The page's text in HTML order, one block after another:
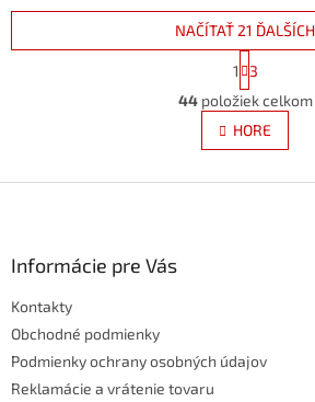
O
v
l
á
y
NAČÍTAŤ 21 ĎALŠÍCH
t
r
á
n
k
v
1
3
44položiek celkom
HORE
Informácie pre Vás
Kontakty
Obchodné podmienky
Podmienky ochrany osobných údajov
Reklamácie a vrátenie tovaru